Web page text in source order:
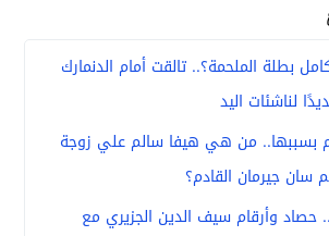
بطلة الملحمة؟.. تالقت أمام الدنمارك
لناشئات اليد
بسببها.. من هي هيفا سالم علي زوجة
جيرمان القادم؟
وأرقام سيف الدين الجزيري مع